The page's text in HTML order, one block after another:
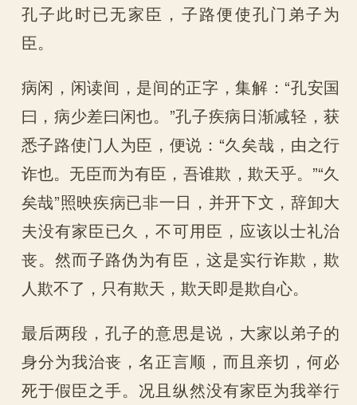
孔子此时已无家臣，子路便使孔门弟子为
臣。
病闲，闲读间，是间的正字，集解：“孔安国
曰，病少差曰闲也。”孔子疾病日渐减轻，获
悉子路使门人为臣，便说：“久矣哉，由之行
诈也。无臣而为有臣，吾谁欺，欺天乎。”“久
矣哉”照映疾病已非一日，并开下文，辞卸大
夫没有家臣已久，不可用臣，应该以士礼治
丧。然而子路伪为有臣，这是实行诈欺，欺
人欺不了，只有欺天，欺天即是欺自心。
最后两段，孔子的意思是说，大家以弟子的
身分为我治丧，名正言顺，而且亲切，何必
死于假臣之手。况且纵然没有家臣为我举行